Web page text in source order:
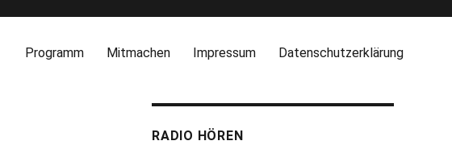
Programm Mitmachen Impressum Datenschutzerklärung
RADIO HÖREN